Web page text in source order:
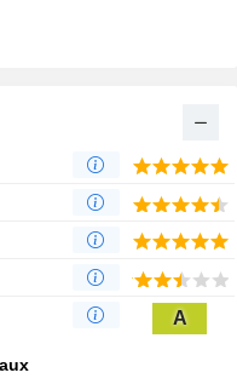
par l'intermédiaire de
d'environ 2 500 km de
A